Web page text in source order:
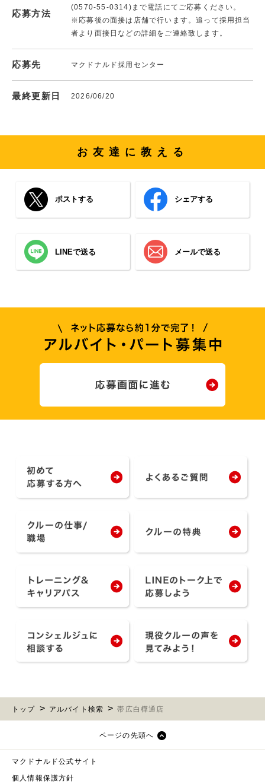
応募方法
(0570-55-0314)まで電話にてご応募ください。
※応募後の面接は店舗で行います。追って採用担当
者より面接日などの詳細をご連絡致します。
応募先 マクドナルド採用センター
最終更新日 2026/06/20
お友達に教える
ポストする シェアする
LINEで送る メールで送る
トップ アルバイト検索 帯広白樺通店
ページの先頭へ
マクドナルド公式サイト
個人情報保護方針